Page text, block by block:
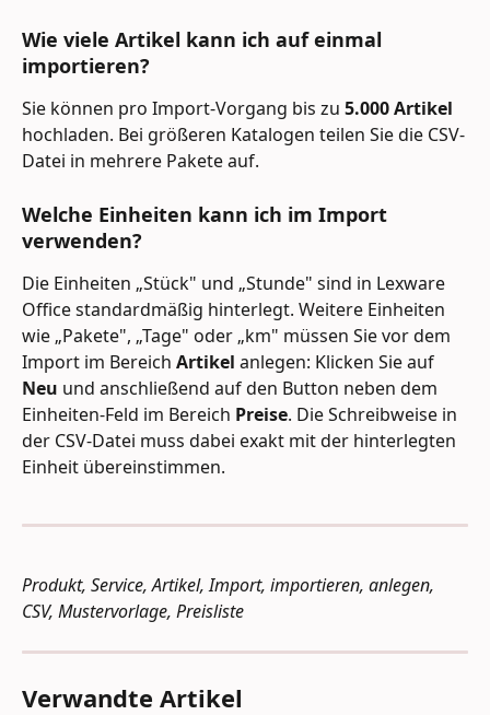
Wie viele Artikel kann ich auf einmal
importieren?
Sie können pro Import-Vorgang bis zu 5.000 Artikel
hochladen. Bei größeren Katalogen teilen Sie die CSV-
Datei in mehrere Pakete auf.
Welche Einheiten kann ich im Import
verwenden?
Die Einheiten „Stück" und „Stunde" sind in Lexware
Office standardmäßig hinterlegt. Weitere Einheiten
wie „Pakete", „Tage" oder „km" müssen Sie vor dem
Import im Bereich Artikel anlegen: Klicken Sie auf
Neu und anschließend auf den Button neben dem
Einheiten-Feld im Bereich Preise. Die Schreibweise in
der CSV-Datei muss dabei exakt mit der hinterlegten
Einheit übereinstimmen.
Produkt, Service, Artikel, Import, importieren, anlegen,
CSV, Mustervorlage, Preisliste
Verwandte Artikel